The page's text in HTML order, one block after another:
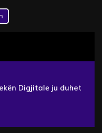
Digjitale ju duhet